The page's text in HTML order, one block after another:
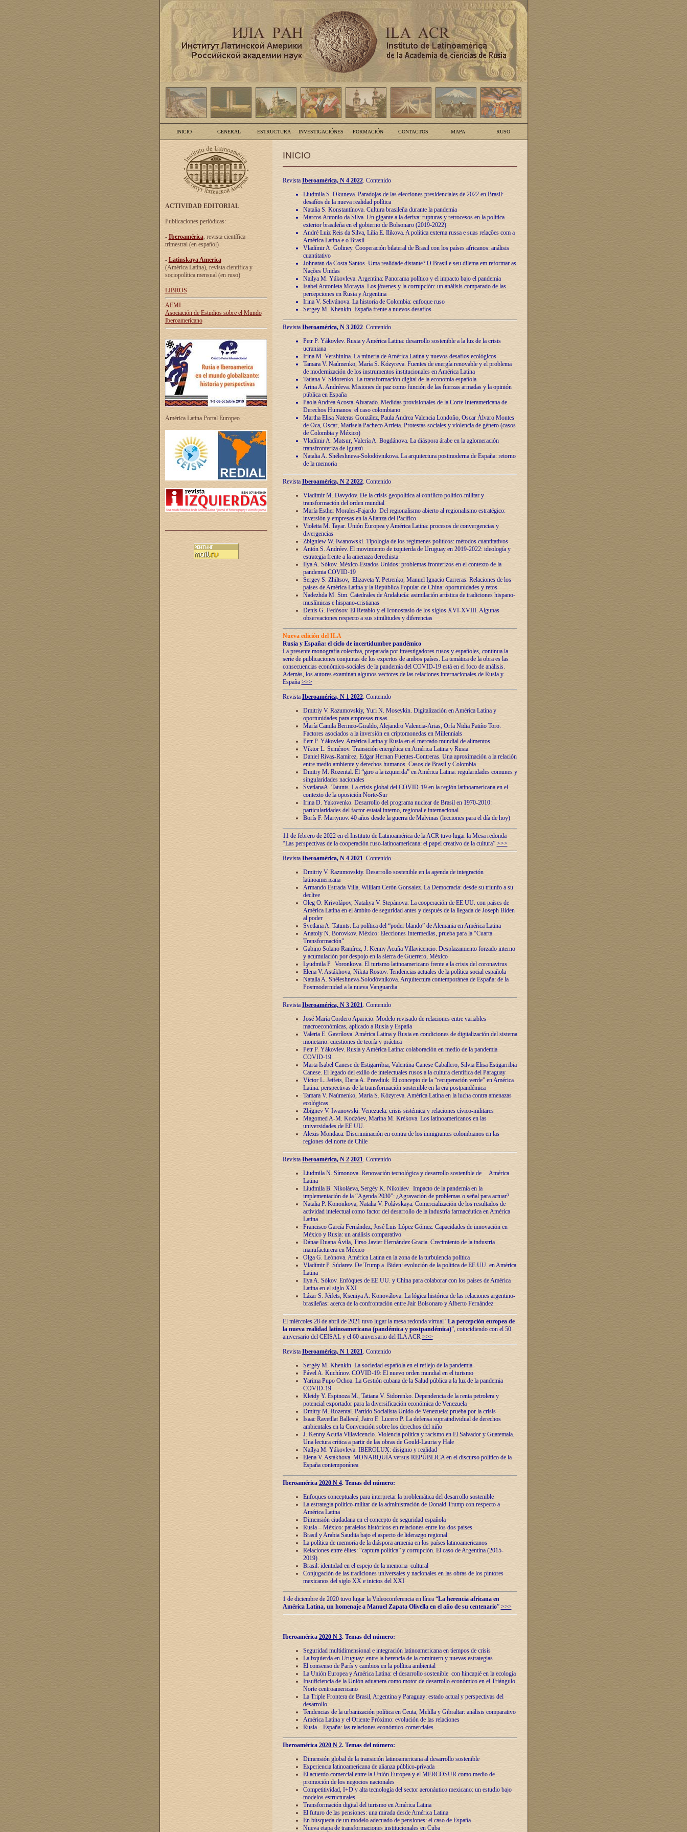
INICIO GENERAL ESTRUCTURA INVESTIGACIÓNES FORMACIÓN CONTACTOS MAPA RUSO
ACTIVIDAD EDITORIAL
Publicaciones periódicas:
- Iberoamérica, revista científica
trimestral (en español)
- Latinskaya America
(América Latina), revista científica y
sociopolítica mensual (en ruso)
LIBROS
AEMI
Asociación de Estudios sobre el Mundo
Iberoamericano
América Latina Portal Europeo
INICIO
Revista Iberoamérica, N 4 2022. Contenido
Liudmila S. Okuneva. Paradojas de las elecciones presidenciales de 2022 en Brasil:
desafíos de la nueva realidad política
Natalia S. Konstantínova. Cultura brasileña durante la pandemia
Marcos Antonio da Silva. Un gigante a la deriva: rupturas y retrocesos en la política
exterior brasileña en el gobierno de Bolsonaro (2019-2022)
André Luiz Reis da Silva, Lilia E. Ilikova. A política externa russa e suas relações com a
América Latina e o Brasil
Vladímir A. Goliney. Cooperación bilateral de Brasil con los países africanos: análisis
cuantitativo
Johnatan da Costa Santos. Uma realidade distante? O Brasil e seu dilema em reformar as
Nações Unidas
Nailya M. Yákovleva. Argentina: Panorama político y el impacto bajo el pandemia
Isabel Antonieta Morayta. Los jóvenes y la corrupción: un análisis comparado de las
percepciones en Rusia y Argentina
Irina V. Selivánova. La historia de Colombia: enfoque ruso
Sergey M. Khenkin. España frente a nuevos desafíos
Revista Iberoamérica, N 3 2022. Contenido
Petr P. Yákovlev. Rusia y América Latina: desarrollo sostenible a la luz de la crisis
ucraniana
Irina M. Vershínina. La minería de América Latina y nuevos desafíos ecológicos
Tamara V. Naúmenko, María S. Kózyreva. Fuentes de energía renovable y el problema
de modernización de los instrumentos institucionales en América Latina
Tatiana V. Sidorenko. La transformación digital de la economía española
Arina A. Andréeva. Misiones de paz como función de las fuerzas armadas y la opinión
pública en España
Paola Andrea Acosta-Alvarado. Medidas provisionales de la Corte Interamericana de
Derechos Humanos: el caso colombiano
Martha Elisa Nateras González, Paula Andrea Valencia Londoño, Oscar Álvaro Montes
de Oca, Oscar, Marisela Pacheco Arrieta. Protestas sociales y violencia de género (casos
de Colombia y México)
Vladímir A. Matsur, Valería A. Bogdánova. La diáspora árabe en la aglomeración
transfronteriza de Iguazú
Natalia A. Shéleshneva-Solodóvnikova. La arquitectura postmoderna de España: retorno
de la memoria
Revista Iberoamérica, N 2 2022. Contenido
Vladímir M. Davydov. De la crisis geopolítica al conflicto político-militar y
transformación del orden mundial
María Esther Morales-Fajardo. Del regionalismo abierto al regionalismo estratégico:
inversión y empresas en la Alianza del Pacífico
Violetta M. Tayar. Unión Europea y América Latina: procesos de convergencias y
divergencias
Zbigniew W. Iwanowski. Tipología de los regímenes políticos: métodos cuantitativos
Antón S. Andréev. El movimiento de izquierda de Uruguay en 2019-2022: ideología y
estrategia frente a la amenaza derechista
Ilya A. Sókov. México-Estados Unidos: problemas fronterizos en el contexto de la
pandemia COVID-19
Sergey S. Zhiltsov, Elizaveta Y. Petrenko, Manuel Ignacio Carreras. Relaciones de los
países de América Latina y la República Popular de China: oportunidades y retos
Nadezhda M. Sim. Catedrales de Andalucía: asimilación artística de tradiciones hispano-
muslímicas e hispano-cristianas
Denis G. Fedósov. El Retablo y el Iconostasio de los siglos XVI-XVIII. Algunas
observaciones respecto a sus similitudes y diferencias
Nueva edición del ILA
Rusia y España: el ciclo de incertidumbre pandémico
La presente monografía colectiva, preparada por investigadores rusos y españoles, continua la
serie de publicaciones conjuntas de los expertos de ambos países. La temática de la obra es las
consecuencias económico-sociales de la pandemia del COVID-19 está en el foco de análisis.
Además, los autores examinan algunos vectores de las relaciones internacionales de Rusia y
España >>>
Revista Iberoamérica, N 1 2022. Contenido
Dmitriy V. Razumovskiy, Yuri N. Moseykin. Digitalización en América Latina y
oportunidades para empresas rusas
María Camila Bermeo-Giraldo, Alejandro Valencia-Arias, Orfa Nidia Patiño Toro.
Factores asociados a la inversión en criptomonedas en Millennials
Petr P. Yákovlev. América Latina y Rusia en el mercado mundial de alimentos
Víktor L. Seménov. Transición energética en América Latina y Rusia
Daniel Rivas-Ramírez, Edgar Hernan Fuentes-Contreras. Una aproximación a la relación
entre medio ambiente y derechos humanos. Casos de Brasil y Colombia
Dmitry M. Rozental. El “giro a la izquierda” en América Latina: regularidades comunes y
singularidades nacionales
SvetlanaA. Tatunts. La crisis global del COVID-19 en la región latinoamericana en el
contexto de la oposición Norte-Sur
Irina D. Yakovenko. Desarrollo del programa nuclear de Brasil en 1970-2010:
particularidades del factor estatal interno, regional e internacional
Borís F. Martynov. 40 años desde la guerra de Malvinas (lecciones para el día de hoy)
11 de febrero de 2022 en el Instituto de Latinoamérica de la ACR tuvo lugar la Mesa redonda
“Las perspectivas de la cooperación ruso-latinoamericana: el papel creativo de la cultura” >>>
Revista Iberoamérica, N 4 2021. Contenido
Dmitriy V. Razumovskiy. Desarrollo sostenible en la agenda de integración
latinoamericana
Armando Estrada Villa, William Cerón Gonsalez. La Democracia: desde su triunfo a su
declive
Oleg O. Krivolápov, Nataliya V. Stepánova. La cooperación de EE.UU. con países de
América Latina en el ámbito de seguridad antes y después de la llegada de Joseph Biden
al poder
Svetlana A. Tatunts. La política del “poder blando” de Alemania en América Latina
Anatoly N. Borovkov. México: Elecciones Intermedias, prueba para la “Cuarta
Transformación”
Gabino Solano Ramírez, J. Kenny Acuña Villavicencio. Desplazamiento forzado interno
y acumulación por despojo en la sierra de Guerrero, México
Lyudmila P. Voronkova. El turismo latinoamericano frente a la crisis del coronavirus
Elena V. Astákhova, Nikita Rostov. Tendencias actuales de la política social española
Natalia A. Shéleshneva-Solodóvnikova. Arquitectura contemporánea de España: de la
Postmodernidad a la nueva Vanguardia
Revista Iberoamérica, N 3 2021. Contenido
José María Cordero Aparicio. Modelo revisado de relaciones entre variables
macroeconómicas, aplicado a Rusia y España
Valeria E. Gavrílova. América Latina y Rusia en condiciones de digitalización del sistema
monetario: cuestiones de teoría y práctica
Petr P. Yákovlev. Rusia y América Latina: colaboración en medio de la pandemia
COVID-19
Marta Isabel Canese de Estigarribia, Valentina Canese Caballero, Silvia Elisa Estigarribia
Canese. El legado del exilio de intelectuales rusos a la cultura científica del Paraguay
Víctor L. Jeifets, Daria A. Pravdiuk. El concepto de la “recuperación verde” en América
Latina: perspectivas de la transformación sostenible en la era postpandémica
Tamara V. Naúmenko, María S. Kózyreva. América Latina en la lucha contra amenazas
ecológicas
Zbígnev V. Iwanowski. Venezuela: crisis sistémica y relaciones cívico-militares
Magomed A-M. Kodzóev, Marina M. Krékova. Los latinoamericanos en las
universidades de EE.UU.
Alexis Mondaca. Discriminación en contra de los inmigrantes colombianos en las
regiones del norte de Chile
RevistaIberoamérica, N 2 2021. Contenido
Liudmila N. Símonova. Renovaciόn tecnolόgica y desarrollo sostenible de América
Latina
Liudmila B. Nikoláeva, Sergéy K. Nikoláev. Impacto de la pandemia en la
implementaciόn de la “Agenda 2030”: ¿Agravaciόn de problemas o señal para actuar?
Natalia P. Kononkova, Natalia V. Polávskaya. Comercializaciόn de los resultados de
actividad intelectual como factor del desarrollo de la industria farmacéutica en América
Latina
Francisco García Fernández, José Luis López Gómez. Capacidades de innovaciόn en
México y Rusia: un análisis comparativo
Dánae Duana Ávila, Tirso Javier Hernández Gracia. Crecimiento de la industria
manufacturera en México
Olga G. Leόnova. América Latina en la zona de la turbulencia política
Vladímir P. Súdarev. De Trump a Biden: evoluciόn de la política de EE.UU. en América
Latina
Ilya A. Sόkov. Enfόques de EE.UU. y China para colaborar con los países de Amèrica
Latina en el siglo XXI
Lázar S. Jéifets, Kseniya A. Konoválova. La lόgica histόrica de las relaciones argentino-
brasileñas: acerca de la confrontaciόn entre Jair Bolsonaro y Alberto Fernández
El miércoles 28 de abril de 2021 tuvo lugar la mesa redonda virtual “La percepción europea de
la nueva realidad latinoamericana (pandémica y postpandémica)”, coincidiendo con el 50
aniversario del CEISAL y el 60 aniversario del ILA ACR >>>
Revista Iberoamérica, N 1 2021. Contenido
Sergéy M. Khenkin. La sociedad española en el reflejo de la pandemia
Pável A. Kuchínov. COVID-19: El nuevo orden mundial en el turismo
Yarima Pupo Ochoa. La Gestión cubana de la Salud pública a la luz de la pandemia
COVID-19
Kleidy Y. Espinoza M., Tatiana V. Sidorenko. Dependencia de la renta petrolera y
potencial exportador para la diversificación económica de Venezuela
Dmitry M. Rozental. Partido Socialista Unido de Venezuela: prueba por la crisis
Isaac Ravetllat Ballesté, Jairo E. Lucero P. La defensa supraindividual de derechos
ambientales en la Convención sobre los derechos del niño
J. Kenny Acuña Villavicencio. Violencia política y racismo en El Salvador y Guatemala.
Una lectura crítica a partir de las obras de Gould-Lauria y Hale
Naílya M. Yákovleva. IBEROLUX: disignio y realidad
Elena V. Astákhova. MONARQUÍA versus REPÚBLICA en el discurso político de la
España contemporánea
Iberoamérica 2020 N 4. Temas del número:
Enfoques conceptuales para interpretar la problemática del desarrollo sostenible
La estrategia político-militar de la administración de Donald Trump con respecto a
América Latina
Dimensión ciudadana en el concepto de seguridad española
Rusia – México: paralelos históricos en relaciones entre los dos países
Brasil y Arabia Saudita bajo el aspecto de liderazgo regional
La política de memoria de la diáspora armenia en los países latinoamericanos
Relaciones entre élites: “captura política” y corrupción. El caso de Argentina (2015-
2019)
Brasil: identidad en el espejo de la memoria cultural
Conjugación de las tradiciones universales y nacionales en las obras de los pintores
mexicanos del siglo XX e inicios del XXI
1 de diciembre de 2020 tuvo lugar la Videoconferencia en línea “La herencia africana en
América Latina, un homenaje a Manuel Zapata Olivella en el año de su centenario” >>>
Iberoamérica 2020 N 3.Temas del número:
Seguridad multidimensional e integración latinoamericana en tiempos de crisis
La izquierda en Uruguay: entre la herencia de lа comintern y nuevas estrategias
El consenso de París y cambios en la política ambiental
La Unión Europea y América Latina: el desarrollo sostenible con hincapié en la ecología
Insuficiencia de la Unión aduanera como motor de desarrollo económico en el Triángulo
Norte centroamericano
La Triple Frontera de Brasil, Argentina y Paraguay: estado actual y perspectivas del
desarrollo
Tendencias de la urbanización política en Ceuta, Melilla y Gibraltar: análisis comparativo
América Latina y el Oriente Próximo: evolución de las relaciones
Rusia – España: las relaciones económico-comerciales
Iberoamérica 2020 N 2.Temas del número:
Dimensión global de la transición latinoamericana al desarrollo sostenible
Experiencia latinoamericana de alianza público-privada
El acuerdo comercial entre la Unión Europea y el MERCOSUR como medio de
promoción de los negocios nacionales
Competitividad, I+D y alta tecnología del sector aeronáutico mexicano: un estudio bajo
modelos estructurales
Transformación digital del turismo en América Latina
El futuro de las pensiones: una mirada desde América Latina
En búsqueda de un modelo adecuado de pensiones: el caso de España
Nueva etapa de transformaciones institucionales en Cuba